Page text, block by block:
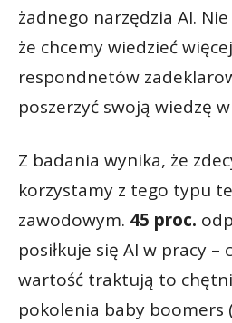
żadnego narzędzia AI.
że chcemy wiedzieć
respondnetów
poszerzyć swoją wiedzę
Z badania wynika, że
korzystamy z tego typu
zawodowym. 45 proc.
posiłkuje się AI w pracy –
wartość traktują to
pokolenia baby boomers